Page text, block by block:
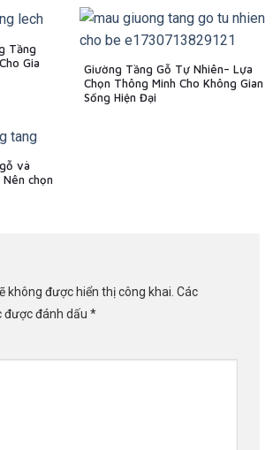
Tầng
Gia
Giường Tầng Gỗ Tự Nhiên– Lựa
Chọn Thông Minh Cho Không Gian
Sống Hiện Đại
và
chọn
không được hiển thị công khai. Các
đánh dấu *